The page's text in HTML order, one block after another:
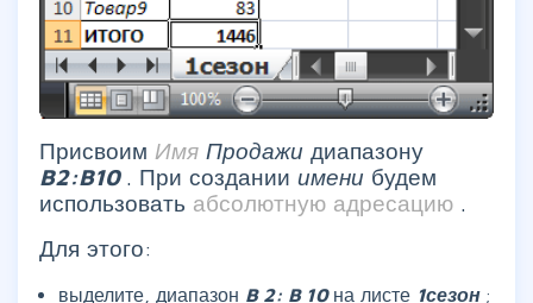
Присвоим Имя Продажи диапазону
B2:B10 . При создании имени будем
использовать абсолютную адресацию .
Для этого:
выделите, диапазон B 2: B 10 на листе 1сезон ;